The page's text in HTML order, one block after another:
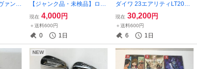
ァンキ
【ジャンク品・未検品】ロム
のみ ニンテンドースイッ
チ ソフト 6本セット ～ド
ラゴンクエストXI 他【ゲー
ム-597】
現在 4,000円
＋送料600円
0 1日
ダイワ 23エアリティLT2000
S-P 【釣-563】
現在 30,200円
＋送料600円
6 1日
NEW